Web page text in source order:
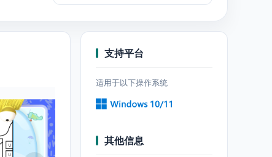
支持平台
适用于以下操作系统
其他信息